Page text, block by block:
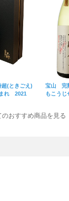
(ときごえ)
れ 2021
宝山 完
もこう
のおすすめ商品を見る